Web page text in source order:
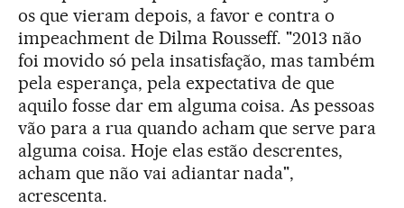
os que vieram depois, a favor e contra o
impeachment de Dilma Rousseff. "2013 não
foi movido só pela insatisfação, mas também
pela esperança, pela expectativa de que
aquilo fosse dar em alguma coisa. As pessoas
vão para a rua quando acham que serve para
alguma coisa. Hoje elas estão descrentes,
acham que não vai adiantar nada",
acrescenta.